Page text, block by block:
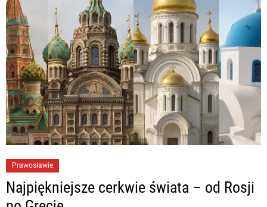
Prawosławie
Najpiękniejsze cerkwie świata – od Rosji